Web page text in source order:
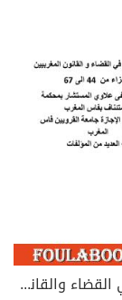
التوثيق في القضاء والقانون المغربيين - الأجزاء من 44 إلى 67